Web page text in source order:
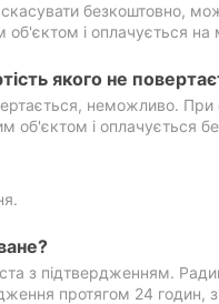
безкоштовно,
і оплачується на
якого не
неможливо.
об'єктом і оплачується
з підтвердженням.
протягом 24 годин,